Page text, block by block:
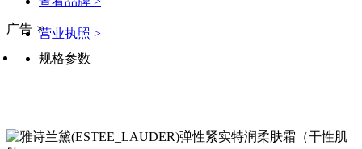
营业执照 >
广告 ×
规格参数